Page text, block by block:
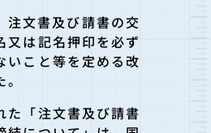
注文書及び請書の交
又は記名押印を必ず
いこと等を定める改
た「注文書及び請書